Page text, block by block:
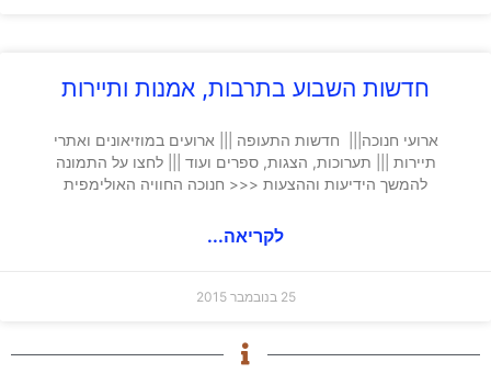
חדשות השבוע בתרבות, אמנות ותיירות
ארועי חנוכה||| חדשות התעופה ||| ארועים במוזיאונים ואתרי
תיירות ||| תערוכות, הצגות, ספרים ועוד ||| לחצו על התמונה
להמשך הידיעות וההצעות <<< חנוכה החוויה האולימפית
לקריאה...
25 בנובמבר 2015